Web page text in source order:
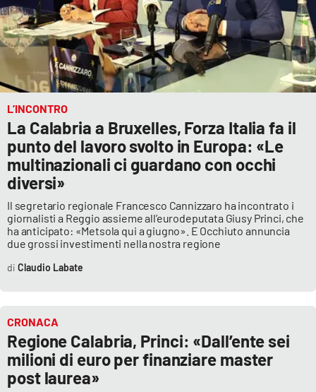
L’INCONTRO
La Calabria a Bruxelles, Forza Italia fa il
punto del lavoro svolto in Europa: «Le
multinazionali ci guardano con occhi
diversi»
Il segretario regionale Francesco Cannizzaro ha incontrato i
giornalisti a Reggio assieme all’eurodeputata Giusy Princi, che
ha anticipato: «Metsola qui a giugno». E Occhiuto annuncia
due grossi investimenti nella nostra regione
Claudio Labate
CRONACA
Regione Calabria, Princi: «Dall’ente sei
milioni di euro per finanziare master
post laurea»